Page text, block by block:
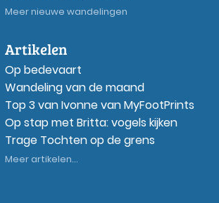
Meer nieuwe wandelingen
Artikelen
Op bedevaart
Wandeling van de maand
Top 3 van Ivonne van MyFootPrints
Op stap met Britta: vogels kijken
Trage Tochten op de grens
Meer artikelen...